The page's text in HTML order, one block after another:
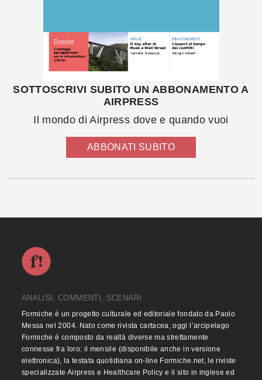
SOTTOSCRIVI SUBITO UN ABBONAMENTO A
AIRPRESS
Il mondo di Airpress dove e quando vuoi
ABBONATI SUBITO
ANALISI, COMMENTI, SCENARI
Formiche è un progetto culturale ed editoriale fondato da Paolo
Messa nel 2004. Nato come rivista cartacea, oggi l’arcipelago
Formiche è composto da realtà diverse ma strettamente
connesse fra loro: il mensile (disponibile anche in versione
elettronica), la testata quotidiana on-line Formiche.net, le riviste
specializzate Airpress e Healthcare Policy e il sito in inglese ed